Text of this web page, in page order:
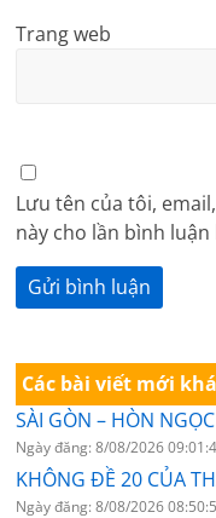
Trang web
Lưu tên của tôi,
này cho lần bình
Các bài viết mới
SÀI GÒN – HÒN
Ngày đăng: 8/08/2026
KHÔNG ĐỀ 20 CỦA
Ngày đăng: 8/08/2026